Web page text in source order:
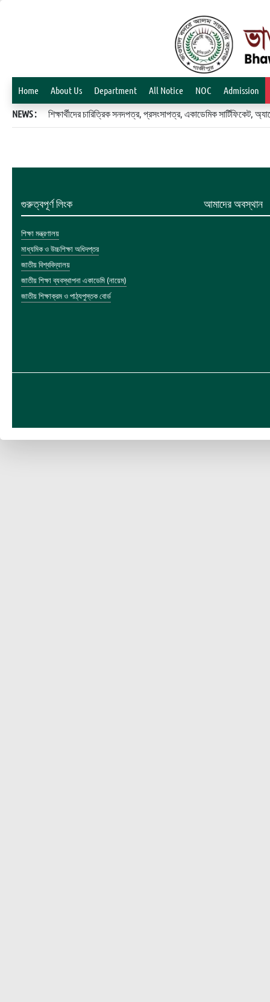
Home About Us Department All Notice NOC Admission
NEWS : শিক্ষার্থীদের চারিত্রিক সনদপত্র, প্রসংসাপত্র, একাডেমিক
গুরুত্বপূর্ণ লিংক
শিক্ষা মন্ত্রণালয়
মাধ্যমিক ও উচ্চশিক্ষা অধিদপ্তর
জাতীয় বিশ্ববিদ্যালয়
জাতীয় শিক্ষা ব্যবস্থাপনা একাডেমি (নায়েম)
জাতীয় শিক্ষাক্রম ও পাঠ্যপুস্তক বোর্ড
আমাদের অবস্থান